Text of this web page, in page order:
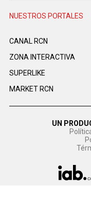
NUESTROS PORTALES
CANAL RCN
ZONA INTERACTIVA
SUPERLIKE
MARKET RCN
UN